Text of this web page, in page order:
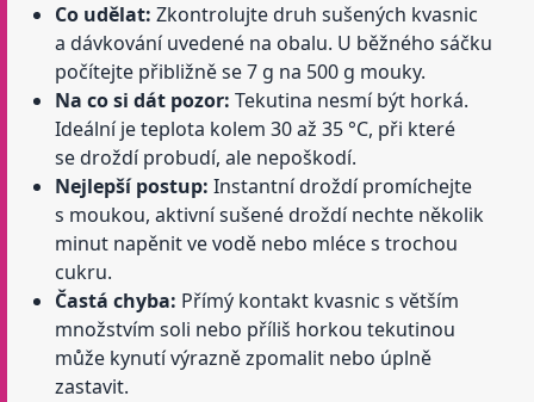
Co udělat: Zkontrolujte druh sušených kvasnic
a dávkování uvedené na obalu. U běžného sáčku
počítejte přibližně se 7 g na 500 g mouky.
Na co si dát pozor: Tekutina nesmí být horká.
Ideální je teplota kolem 30 až 35 °C, při které
se droždí probudí, ale nepoškodí.
Nejlepší postup: Instantní droždí promíchejte
s moukou, aktivní sušené droždí nechte několik
minut napěnit ve vodě nebo mléce s trochou
cukru.
Častá chyba: Přímý kontakt kvasnic s větším
množstvím soli nebo příliš horkou tekutinou
může kynutí výrazně zpomalit nebo úplně
zastavit.